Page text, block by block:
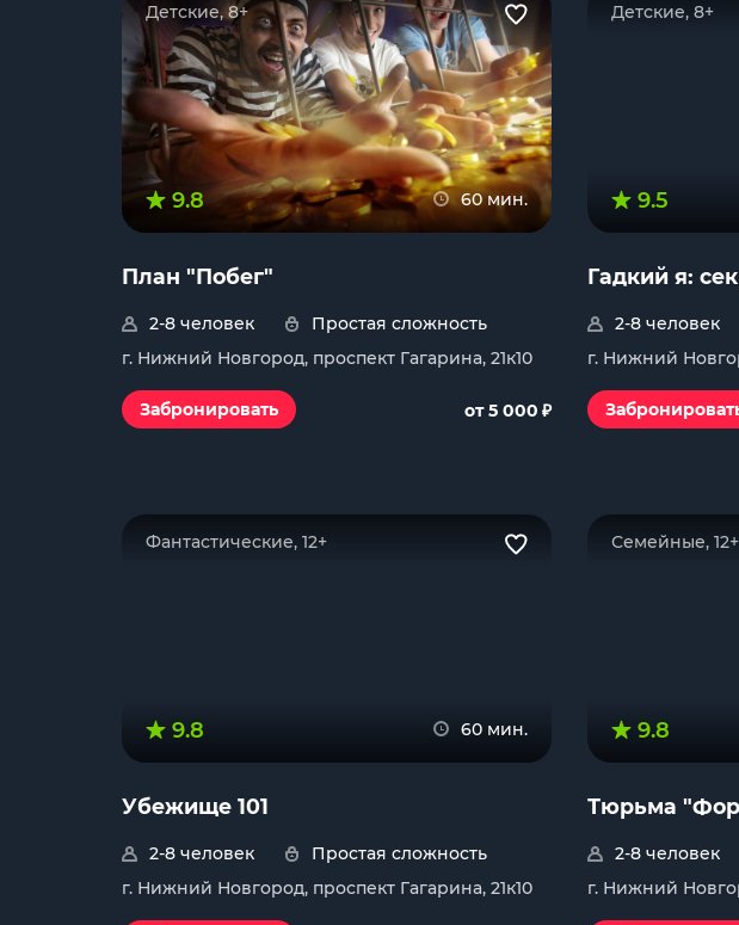
Детские, 8+
9.8 60 мин.
План "Побег"
2-8 человек
Простая сложность
г. Нижний Новгород, проспект Гагарина, 21к10
Забронировать от 5 000 ₽
Детские, 8+
9.5
Гадкий я:
2-8 человек
г. Нижний
Фантастические, 12+
9.8 60 мин.
Убежище 101
2-8 человек
Простая сложность
г. Нижний Новгород, проспект Гагарина, 21к10
Семейные, 12+
9.8
Тюрьма
2-8 человек
г. Нижний